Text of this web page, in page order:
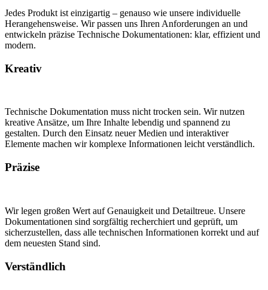
Jedes Produkt ist einzigartig – genauso wie unsere individuelle
Herangehensweise. Wir passen uns Ihren Anforderungen an und
entwickeln präzise Technische Dokumentationen: klar, effizient und
modern.
Kreativ
Technische Dokumentation muss nicht trocken sein. Wir nutzen
kreative Ansätze, um Ihre Inhalte lebendig und spannend zu
gestalten. Durch den Einsatz neuer Medien und interaktiver
Elemente machen wir komplexe Informationen leicht verständlich.
Präzise
Wir legen großen Wert auf Genauigkeit und Detailtreue. Unsere
Dokumentationen sind sorgfältig recherchiert und geprüft, um
sicherzustellen, dass alle technischen Informationen korrekt und auf
dem neuesten Stand sind.
Verständlich